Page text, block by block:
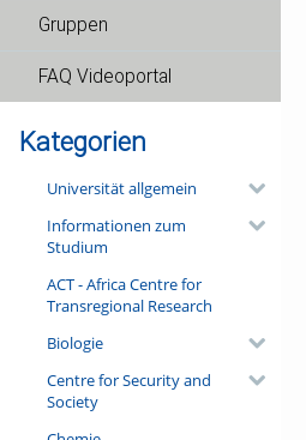
Gruppen
FAQ Videoportal
Kategorien
Universität allgemein
Informationen zum
Studium
ACT - Africa Centre for
Transregional Research
Biologie
Centre for Security and
Society